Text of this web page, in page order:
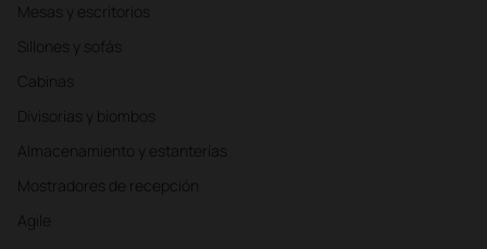
Mesas y escritorios
Sillones y sofás
Cabinas
Divisorias y biombos
Almacenamiento y estanterías
Mostradores de recepción
Agile